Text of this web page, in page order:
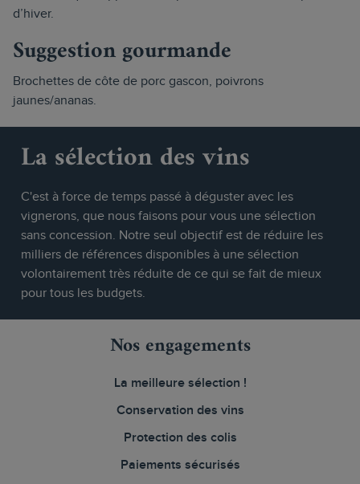
d’hiver.
Suggestion gourmande
Brochettes de côte de porc gascon, poivrons
jaunes/ananas.
La sélection des vins
C'est à force de temps passé à déguster avec les
vignerons, que nous faisons pour vous une sélection
sans concession. Notre seul objectif est de réduire les
milliers de références disponibles à une sélection
volontairement très réduite de ce qui se fait de mieux
pour tous les budgets.
Nos engagements
La meilleure sélection !
Conservation des vins
Protection des colis
Paiements sécurisés